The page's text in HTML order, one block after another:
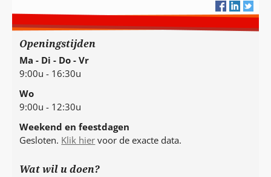
Openingstijden
Ma - Di - Do - Vr
9:00u - 16:30u
Wo
9:00u - 12:30u
Weekend en feestdagen
Gesloten. Klik hier voor de exacte data.
Wat wil u doen?